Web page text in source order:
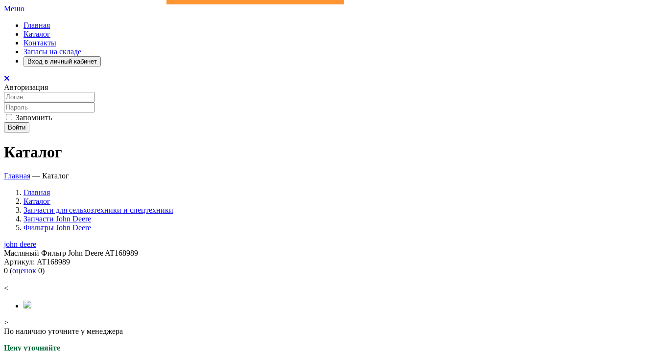
Меню
Главная
Каталог
Контакты
Запасы на складе
Вход в личный кабинет
Авторизация
Запомнить
Войти
Каталог
Главная — Каталог
Главная
Каталог
Запчасти для сельхозтехники и спецтехники
Запчасти John Deere
Фильтры John Deere
john deere
Масляный Фильтр John Deere AT168989
Артикул: AT168989
0 (оценок 0)
<
>
По наличию уточните у менеджера
Цену уточняйте